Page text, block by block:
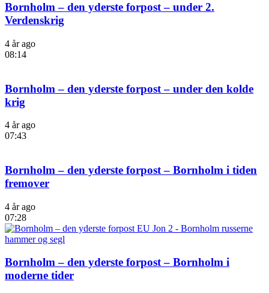
Bornholm – den yderste forpost – under 2.
Verdenskrig
4 år ago
08:14
Bornholm – den yderste forpost – under den kolde
krig
4 år ago
07:43
Bornholm – den yderste forpost – Bornholm i tiden
fremover
4 år ago
07:28
Bornholm – den yderste forpost – Bornholm i
moderne tider